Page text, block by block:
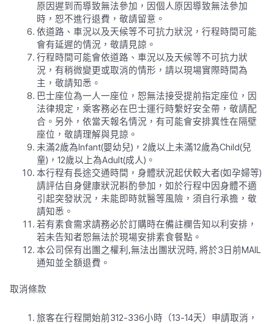
原因遲到而導致無法參加，因個人原因導致無法參加
時，恕不進行退費，敬請留意。
依道路、車況以及天候等不可抗力狀況，行程時間可能
會有延遲的情況，敬請見諒。
行程時間可能會依道路、車況以及天候等不可抗力狀
況，有稍微變更或取消的情形，請以現場實際時間為
主，敬請知悉。
巴士座位為一人一座位，恕無法接受提前指定座位，因
法律規定，乘客務必在巴士運行時繫好安全帶，敬請配
合。另外，依當天報名情況，有可能會安排異性在隔壁
座位，敬請理解與見諒。
未滿2歲為Infant(嬰幼兒)，2歲以上未滿12歲為Child(兒
童)，12歲以上為Adult(成人)。
本行程有長途交通時間，身體狀況起伏較大者(如孕婦等)
請評估自身健康狀況斟酌參加，如於行程中因身體不適
引起突發狀況，未能即時就醫等風險，須自行承擔，敬
請知悉。
若有素食需求請務必於訂購時在備註欄告知以利安排，
若未告知者恕無法於現場安排素食餐點。
本公司保有出團之權利,無法出團狀況時, 將於3日前MAIL
通知並全額退費。
取消條款
旅客在行程開始前312-336小時（13-14天）申請取消，